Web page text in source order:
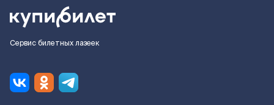
Сервис билетных лазеек